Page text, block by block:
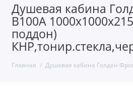
Душевая кабина
B100A
поддон)
Главная Душевая кабина Голден